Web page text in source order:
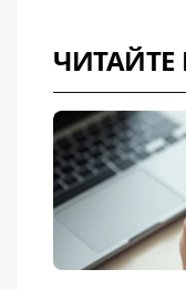
ЧИТАЙТЕ